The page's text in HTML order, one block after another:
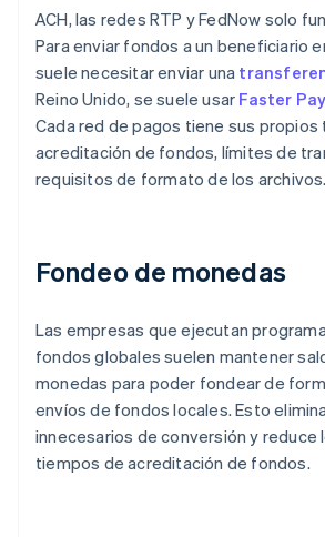
ACH, las redes RTP y FedNow solo
Para enviar fondos a un beneficiario
suele necesitar enviar una
Reino Unido, se suele usar Faster
Cada red de pagos tiene sus
acreditación de fondos, límites de
requisitos de formato de los archivos.
Fondeo de monedas
Las empresas que ejecutan
fondos globales suelen mantener
monedas para poder fondear de
envíos de fondos locales. Esto
innecesarios de conversión y reduce
tiempos de acreditación de fondos.